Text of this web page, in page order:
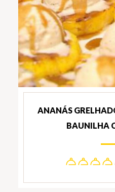
ANANÁS
BAUNILHA